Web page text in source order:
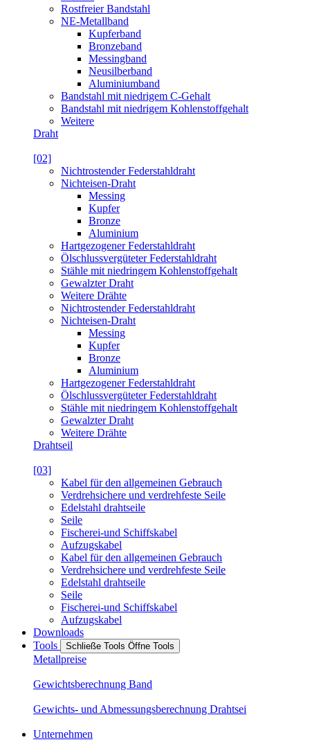
Rostfreier Bandstahl
NE-Metallband
Kupferband
Bronzeband
Messingband
Neusilberband
Aluminiumband
Bandstahl mit niedrigem C-Gehalt
Bandstahl mit niedrigem Kohlenstoffgehalt
Weitere
Draht
[02]
Nichtrostender Federstahldraht
Nichteisen-Draht
Messing
Kupfer
Bronze
Aluminium
Hartgezogener Federstahldraht
Ölschlussvergüteter Federstahldraht
Stähle mit niedringem Kohlenstoffgehalt
Gewalzter Draht
Weitere Drähte
Nichtrostender Federstahldraht
Nichteisen-Draht
Messing
Kupfer
Bronze
Aluminium
Hartgezogener Federstahldraht
Ölschlussvergüteter Federstahldraht
Stähle mit niedringem Kohlenstoffgehalt
Gewalzter Draht
Weitere Drähte
Drahtseil
[03]
Kabel für den allgemeinen Gebrauch
Verdrehsichere und verdrehfeste Seile
Edelstahl drahtseile
Seile
Fischerei-und Schiffskabel
Aufzugskabel
Kabel für den allgemeinen Gebrauch
Verdrehsichere und verdrehfeste Seile
Edelstahl drahtseile
Seile
Fischerei-und Schiffskabel
Aufzugskabel
Downloads
Tools
Schließe Tools Öffne Tools
Metallpreise
Gewichtsberechnung Band
Gewichts- und Abmessungsberechnung Drahtsei
Unternehmen